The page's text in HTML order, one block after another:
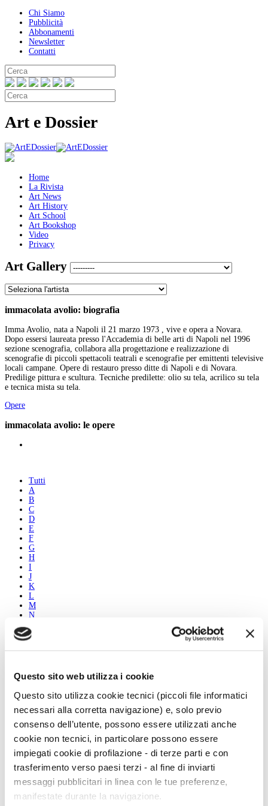
Questo sito web utilizza i cookie
Questo sito utilizza cookie tecnici (piccoli file informatici
necessari alla corretta navigazione) e, solo previo
consenso dell’utente, possono essere utilizzati anche
cookie non tecnici, in particolare possono essere
impiegati cookie di profilazione - di terze parti e con
trasferimento verso paesi terzi - al fine di inviarti
messaggi pubblicitari in linea con le tue preferenze,
manifestate durante la navigazione.
Chi Siamo
Pubblicità
Abbonamenti
Newsletter
Contatti
Art e Dossier
Home
La Rivista
Art News
Art History
Art School
Art Bookshop
Video
Privacy
Art Gallery
immacolata avolio: biografia
Imma Avolio, nata a Napoli il 21 marzo 1973 , vive e opera a Novara.
Dopo essersi laureata presso l'Accademia di belle arti di Napoli nel 1996
sezione scenografia, collabora alla progettazione e realizzazione di
scenografie di piccoli spettacoli teatrali e scenografie per emittenti televisive
locali campane. Opere di restauro presso ditte di Napoli e di Novara.
Predilige pittura e scultura. Tecniche predilette: olio su tela, acrilico su tela
e tecnica mista su tela.
Opere
immacolata avolio: le opere
Tutti
A
B
C
D
E
F
G
H
I
J
K
L
M
N
P
U
W
X
Z
immacolata avolio
Le opere
Vedi tutti